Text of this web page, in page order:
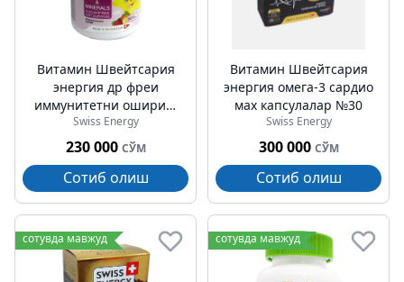
Витамин Швейтсария
энергия др фреи
иммунитетни ошириш
пастиллари №60
Swiss Energy
230 000 СЎМ
Сотиб олиш
Витамин Швейтсария
энергия омега-3 cардио
мах капсулалар №30
Swiss Energy
300 000 СЎМ
Сотиб олиш
сотувда мавжуд сотувда мавжуд